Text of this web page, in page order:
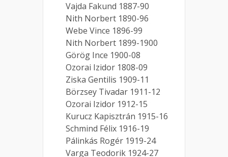
Vajda Fakund 1887-90
Nith Norbert 1890-96
Webe Vince 1896-99
Nith Norbert 1899-1900
Görög Ince 1900-08
Ozorai Izidor 1808-09
Ziska Gentilis 1909-11
Börzsey Tivadar 1911-12
Ozorai Izidor 1912-15
Kurucz Kapisztrán 1915-16
Schmind Félix 1916-19
Pálinkás Rogér 1919-24
Varga Teodorik 1924-27